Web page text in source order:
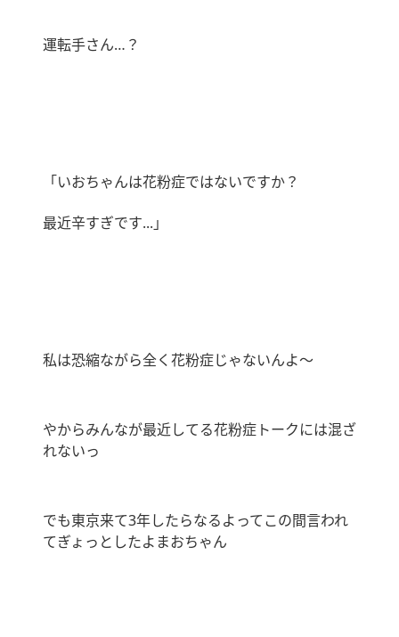
運転手さん… ？
「いおちゃんは花粉症ではないですか？
最近辛すぎです... ｣
私は恐縮ながら全く花粉症じゃないんよ〜
やからみんなが最近してる花粉症トークには混ざ
れないっ
でも東京来て3年したらなるよってこの間言われ
てぎょっとしたよまおちゃん